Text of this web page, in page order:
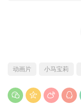
动画片 小马宝莉